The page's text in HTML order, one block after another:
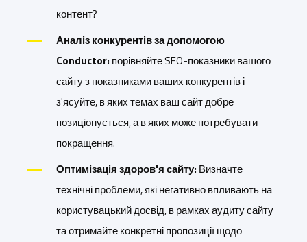
контент?
Аналіз конкурентів за допомогою
Conductor: порівняйте SEO-показники вашого
сайту з показниками ваших конкурентів і
з'ясуйте, в яких темах ваш сайт добре
позиціонується, а в яких може потребувати
покращення.
Оптимізація здоров'я сайту: Визначте
технічні проблеми, які негативно впливають на
користувацький досвід, в рамках аудиту сайту
та отримайте конкретні пропозиції щодо